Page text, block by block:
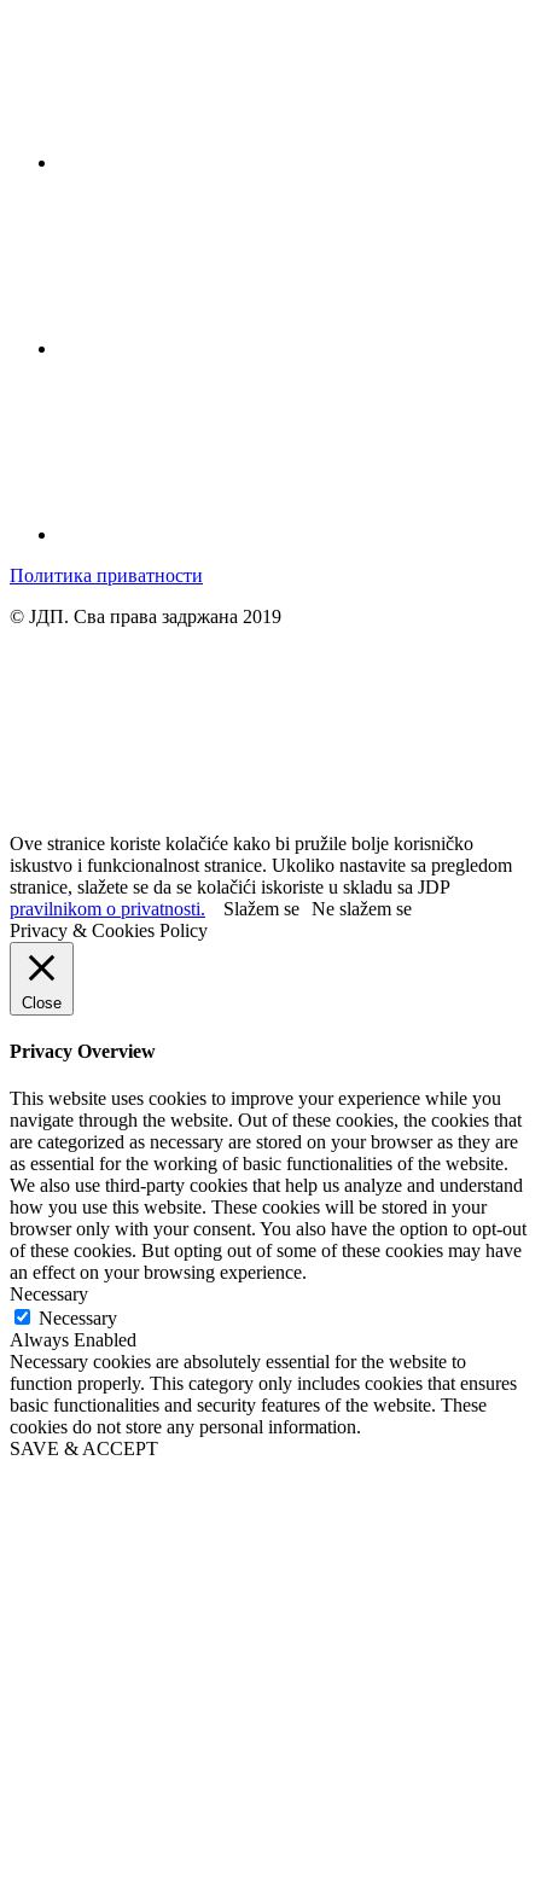
Политика приватности
© ЈДП. Сва права задржана 2019
Ove stranice koriste kolačiće kako bi pružile bolje korisničko
iskustvo i funkcionalnost stranice. Ukoliko nastavite sa pregledom
stranice, slažete se da se kolačići iskoriste u skladu sa JDP
pravilnikom o privatnosti.
Slažem se Ne slažem se
Privacy & Cookies Policy
Close
Privacy Overview
This website uses cookies to improve your experience while you
navigate through the website. Out of these cookies, the cookies that
are categorized as necessary are stored on your browser as they are
as essential for the working of basic functionalities of the website.
We also use third-party cookies that help us analyze and understand
how you use this website. These cookies will be stored in your
browser only with your consent. You also have the option to opt-out
of these cookies. But opting out of some of these cookies may have
an effect on your browsing experience.
Necessary
Necessary
Always Enabled
Necessary cookies are absolutely essential for the website to
function properly. This category only includes cookies that ensures
basic functionalities and security features of the website. These
cookies do not store any personal information.
SAVE & ACCEPT